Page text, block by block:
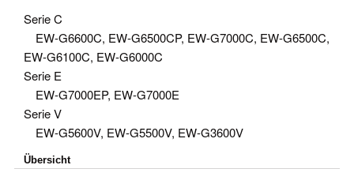
Serie C
EW-G6600C, EW-G6500CP, EW-G7000C, EW-G6500C,
EW-G6100C, EW-G6000C
Serie E
EW-G7000EP, EW-G7000E
Serie V
EW-G5600V, EW-G5500V, EW-G3600V
Übersicht